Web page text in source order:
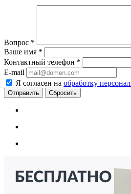
Вопрос *
Ваше имя *
Контактный телефон *
E-mail
Я согласен на обработку
Сбросить